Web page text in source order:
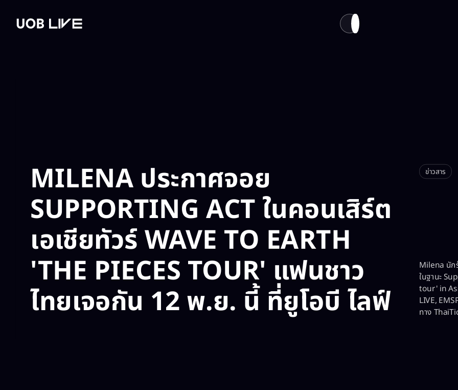
MILENA ประกาศจอย
SUPPORTING ACT ในคอนเสิร์ต
เอเชียทัวร์ WAVE TO EARTH
'THE PIECES TOUR' แฟนชาว
ไทยเจอกัน 12 พ.ย. นี้ ที่ยูโอบี ไลฟ์
ข่าวสาร
Milena นัก
ในฐานะ
tour' in
LIVE,
ทาง